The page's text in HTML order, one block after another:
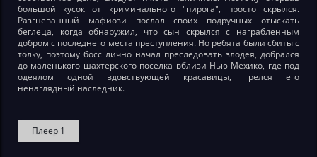
большой кусок от криминального "пирога", просто скрылся.
Разгневанный мафиози послал своих подручных отыскать
беглеца, когда обнаружил, что сын скрылся с награбленным
добром с последнего места преступления. Но ребята были сбиты с
толку, поэтому босс лично начал преследовать злодея, добрался
до маленького шахтерского поселка вблизи Нью-Мехико, где под
одеялом одной вдовствующей красавицы, грелся его
ненаглядный наследник.
Плеер 1